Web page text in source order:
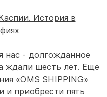
нас - долгожданное
ждали шесть лет. Еще
«OMS SHIPPING»
и приобрести пять